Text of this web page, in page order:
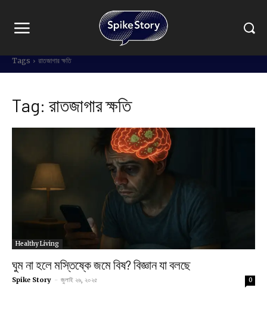
Tags রাতজাগার ক্ষতি
Tag: রাতজাগার ক্ষতি
Healthy Living
ঘুম না হলে মস্তিষ্কে জমে বিষ? বিজ্ঞান যা বলছে
Spike Story - জুলাই ২৬, ২০২৫ 0